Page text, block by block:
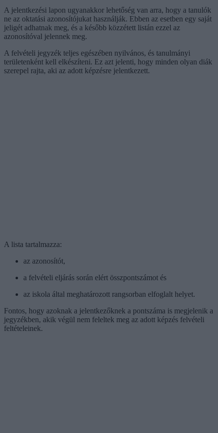
A jelentkezési lapon ugyanakkor lehetőség van arra, hogy a tanulók
ne az oktatási azonosítójukat használják. Ebben az esetben egy saját
jeligét adhatnak meg, és a később közzétett listán ezzel az
azonosítóval jelennek meg.
A felvételi jegyzék teljes egészében nyilvános, és tanulmányi
területenként kell elkészíteni. Ez azt jelenti, hogy minden olyan diák
szerepel rajta, aki az adott képzésre jelentkezett.
A lista tartalmazza:
az azonosítót,
a felvételi eljárás során elért összpontszámot és
az iskola által meghatározott rangsorban elfoglalt helyet.
Fontos, hogy azoknak a jelentkezőknek a pontszáma is megjelenik a
jegyzékben, akik végül nem feleltek meg az adott képzés felvételi
feltételeinek.